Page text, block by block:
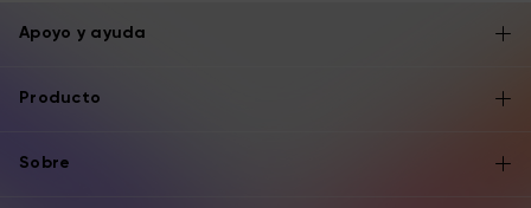
Apoyo y ayuda
Producto
Sobre